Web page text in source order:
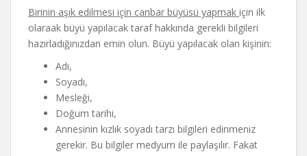
Birinin aşık edilmesi için canbar büyüsü yapmak için ilk
olaraak büyü yapılacak taraf hakkında gerekli bilgileri
hazırladığınızdan emin olun. Büyü yapılacak olan kişinin:
Adı,
Soyadı,
Mesleği,
Doğum tarihi,
Annesinin kızlık soyadı tarzı bilgileri edinmeniz
gerekir. Bu bilgiler medyum ile paylaşılır. Fakat